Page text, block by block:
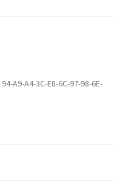
94-A9-A4-3C-E8-6C-97-98-6E-